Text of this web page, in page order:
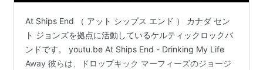
At Ships End （ アット シップス エンド ） カナダ セン
ト ジョンズを拠点に活動しているケルティックロックバ
ンドです。 youtu.be At Ships End - Drinking My Life
Away 彼らは、ドロップキック マーフィーズのジョージ